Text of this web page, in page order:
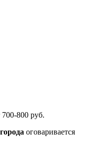
700-800 руб.
оговаривается